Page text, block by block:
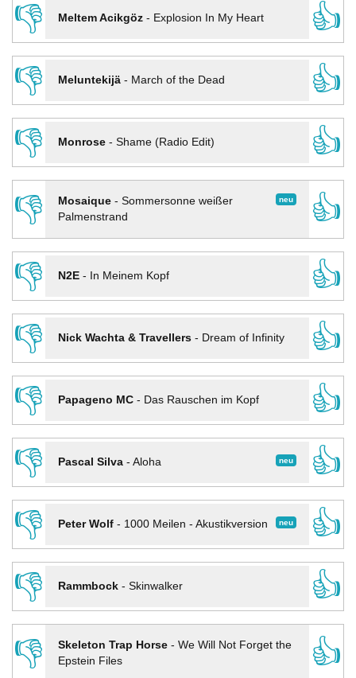
👎
Meltem Acikgöz- Explosion In My Heart
👍
👎
Meluntekijä- March of the Dead
👍
👎
Monrose- Shame (Radio Edit)
👍
👎
neu
Mosaique- Sommersonne weißer
Palmenstrand
👍
👎
N2E- In Meinem Kopf
👍
👎
Nick Wachta & Travellers- Dream of Infinity
👍
👎
Papageno MC- Das Rauschen im Kopf
👍
👎
neu
Pascal Silva- Aloha
👍
👎
neu
Peter Wolf- 1000 Meilen - Akustikversion
👍
👎
Rammbock- Skinwalker
👍
👎
Skeleton Trap Horse- We Will Not Forget the
Epstein Files
👍